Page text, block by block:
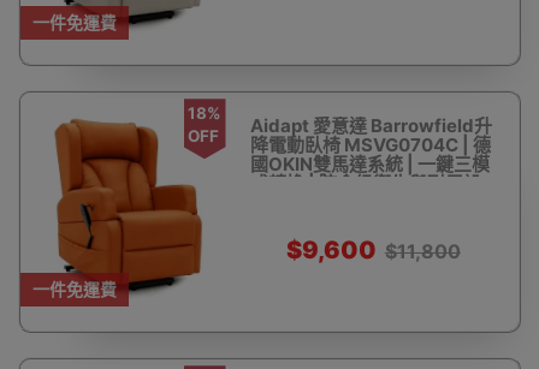
一件免運費
一件免運費
18%
OFF
Aidapt 愛意達 Barrowfield升
降電動臥椅 MSVG0704C | 德
國OKIN雙馬達系統 | 一鍵三模
式轉換 | 院舍級衛生與耐用設
$9,600 $11,800